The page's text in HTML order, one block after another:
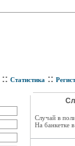
:: Статистика ::
Случай в
На банкетке